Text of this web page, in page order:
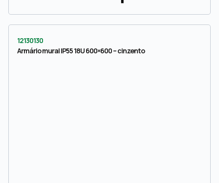
12130130
Armário mural IP55 18U 600×600 – cinzento